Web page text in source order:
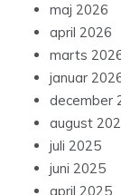
maj 2026
april 2026
marts
januar
december
august
juli 2025
juni 2025
april 2025